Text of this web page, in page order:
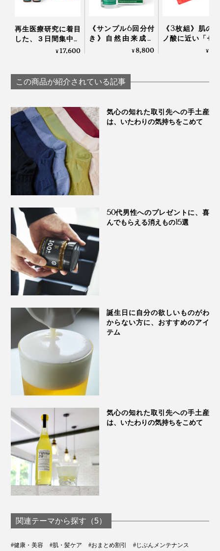
再生医療研究に着目
した、３日間集中ケ
アのヒト幹細胞コス
ム」｜UNU＋ ment
¥17,600
《サンプル6回分付
き》自然由来成分
100％、EGF協会認定
クトナチュラル」
¥8,800
《3枚組》肌の
ノ酸に近い「セ
ン」たっぷり！“
¥
この商品が紹介されている記事
気心の知れた取引先への手土産
は、いたわりの気持ちをこめて
50代男性へのプレゼントに、喜
んでもらえる消えもの15選
誕生日に自分の欲しいものがわ
からない方に、おすすめのアイ
テム
気心の知れた取引先への手土産
は、いたわりの気持ちをこめて
関連テーマから探す（5）
#健康・美容 #肌・髪ケア #おまとめ割引 #じぶんメンテナンス